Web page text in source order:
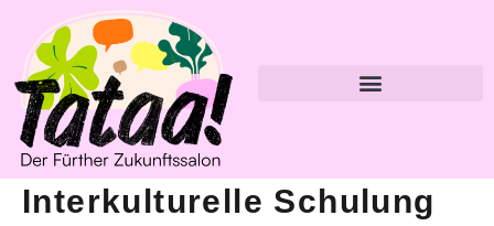
Interkulturelle Schulung